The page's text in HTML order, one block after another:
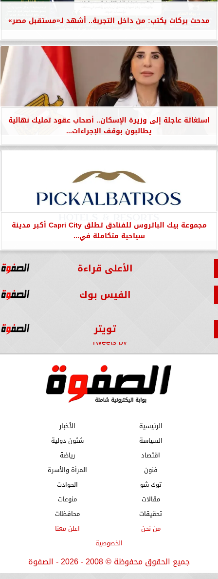
مدحت بركات يكتب: من داخل التجربة.. أشهد لـ«مستقبل مصر»
استغاثة عاجلة إلى وزيرة الإسكان.. أصحاب عقود تمليك نهائية
يطالبون بوقف الإجراءات...
مجموعة بيك الباتروس للفنادق تطلق Capri City أكبر مدينة
سياحية متكاملة في...
الأعلى قراءة
الفيس بوك
تويتر
Tweets by
الرئيسية
الأخبار
السياسة
شئون دولية
اقتصاد
رياضة
فنون
المرأة والأسرة
توك شو
الحوادث
مقالات
منوعات
تحقيقات
محافظات
من نحن
اعلن معنا
الخصوصية
جميع الحقوق محفوظة©